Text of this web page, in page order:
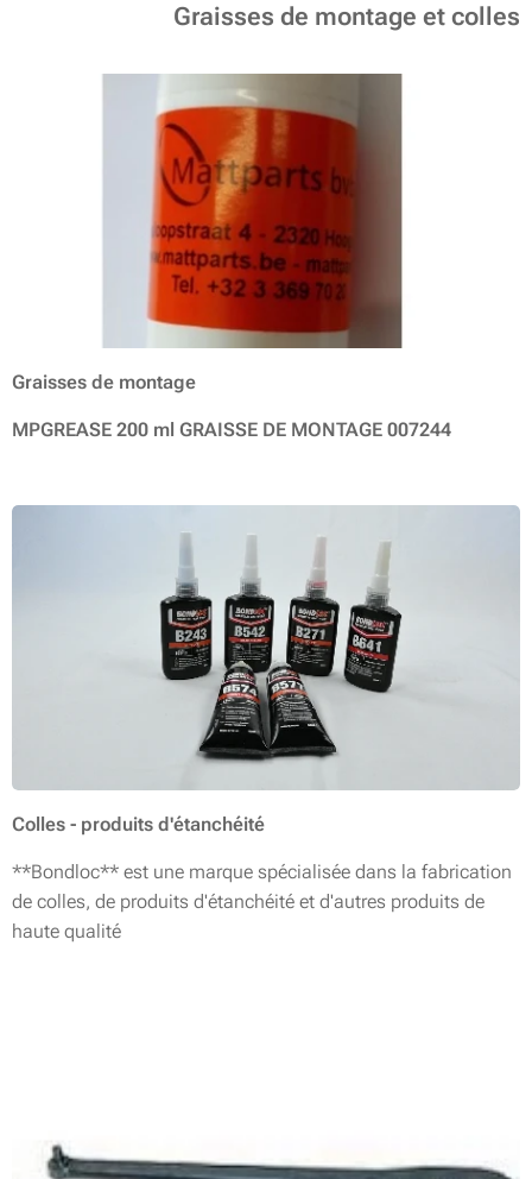
Graisses de montage et colles
Graisses de montage
MPGREASE 200 ml GRAISSE DE MONTAGE 007244
Colles - produits d'étanchéité
**Bondloc** est une marque spécialisée dans la fabrication
de colles, de produits d'étanchéité et d'autres produits de
haute qualité